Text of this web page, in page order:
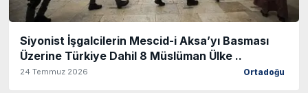
Siyonist İşgalcilerin Mescid-i Aksa’yı Basması
Üzerine Türkiye Dahil 8 Müslüman Ülke ..
24 Temmuz 2026 Ortadoğu